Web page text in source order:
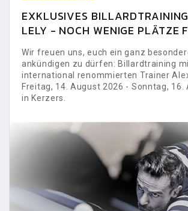
EXKLUSIVES
LELY - NOCH WENIGE PLÄTZE
Wir freuen uns, euch ein ganz
ankündigen zu dürfen: Billardtraining
international renommierten Trainer
Freitag, 14. August 2026 - Sonntag, 16.
in Kerzers.